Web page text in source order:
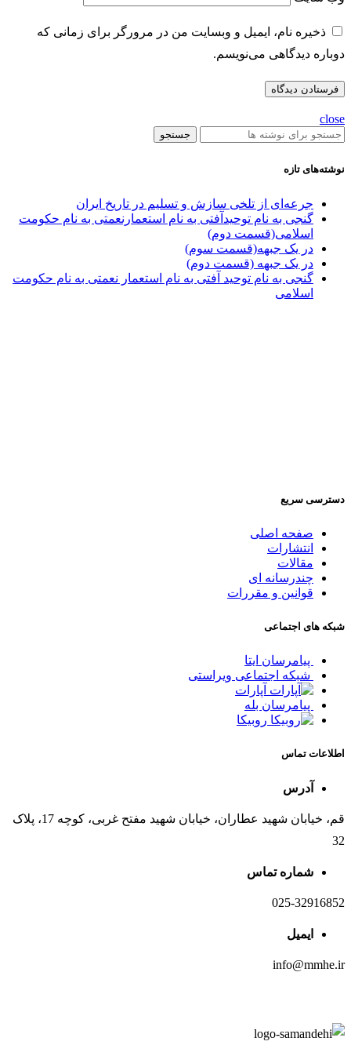
ذخیره نام، ایمیل و وبسایت من در مرورگر برای زمانی که
دوباره دیدگاهی می‌نویسم.
close
جستجو
نوشته‌های تازه
جرعه‌ای از تلخی سازش و تسلیم در تاریخ ایران
گنجی به نام توحیدآفتی به نام استعمارنعمتی به نام حکومت
اسلامی(قسمت دوم)
در یک جبهه(قسمت سوم)
در یک جبهه (قسمت دوم)
گنجی به نام توحید آفتی به نام استعمار نعمتی به نام حکومت
اسلامی
دسترسی سریع
صفحه اصلی
انتشارات
مقالات
چندرسانه ای
قوانین و مقررات
شبکه های اجتماعی
پیامرسان ایتا
شبکه اجتماعی ویراستی
آپارات
پیامرسان بله
روبیکا
اطلاعات تماس
آدرس
قم، خیابان شهید عطاران، خیابان شهید مفتح غربی، کوچه 17، پلاک
32
شماره تماس
025-32916852
ایمیل
info@mmhe.ir